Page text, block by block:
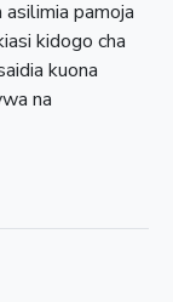
pamoja
kidogo cha
kuona
na